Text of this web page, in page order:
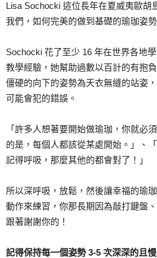
Lisa Sochocki 這位長年在夏威夷歐胡
我們，如何完美的做到基礎的瑜珈姿勢
Sochocki 花了至少 16 年在世界各地
教學經驗，她幫助過數以百計的有抱
僵硬的向下的姿勢為天衣無縫的站姿
可能會犯的錯誤。
「許多人想著要開始做瑜珈，你就必
的是，每個人都該從某處開始。」、
記得呼吸，那麼其他的都會對了！」
所以深呼吸，放鬆，然後讓幸福的瑜
動作來練習，你那長期因為敲打鍵盤
跟著謝謝你的！
記得保持每一個姿勢 3-5 次深深的且